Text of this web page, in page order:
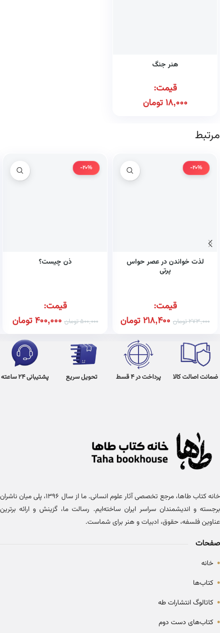
هنر جنگ
قیمت:
18,000تومان
مرتبط
-20%
لذت خواندن در عصر حواس
پرتی
قیمت:
273,000تومان 218,400تومان
-20%
ذن چیست؟
قیمت:
500,000تومان 400,000تومان
ضمانت اصالت کالا پرداخت در 4 قسط تحویل سریع پشتیبانی 24 ساعته
خانه کتاب طاها، مرجع تخصصی آثار علوم انسانی. ما از سال ۱۳۹۶، پلی میان ناشران
برجسته و اندیشمندان سراسر ایران ساخته‌ایم. رسالت ما، گزینش و ارائه برترین
عناوین فلسفه، حقوق، ادبیات و هنر برای شماست.
صفحات
• خانه
• کتاب‌ها
• کاتالوگ انتشارات طه
• کتاب‌های دست دوم